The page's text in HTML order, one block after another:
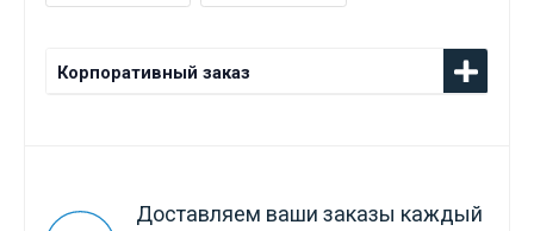
Корпоративный заказ
Доставляем ваши заказы каждый